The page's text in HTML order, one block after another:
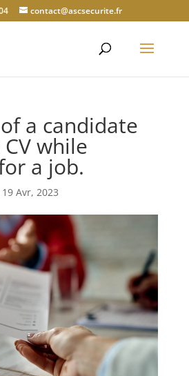
contact@ascsecurite.fr
a candidate
while
a job.
19 Avr, 2023